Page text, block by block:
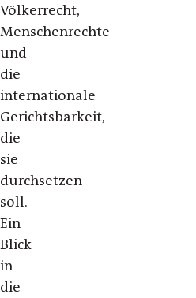
Völkerrecht,
Menschenrechte
und
die
internationale
Gerichtsbarkeit,
die
sie
durchsetzen
soll.
Ein
Blick
in
die